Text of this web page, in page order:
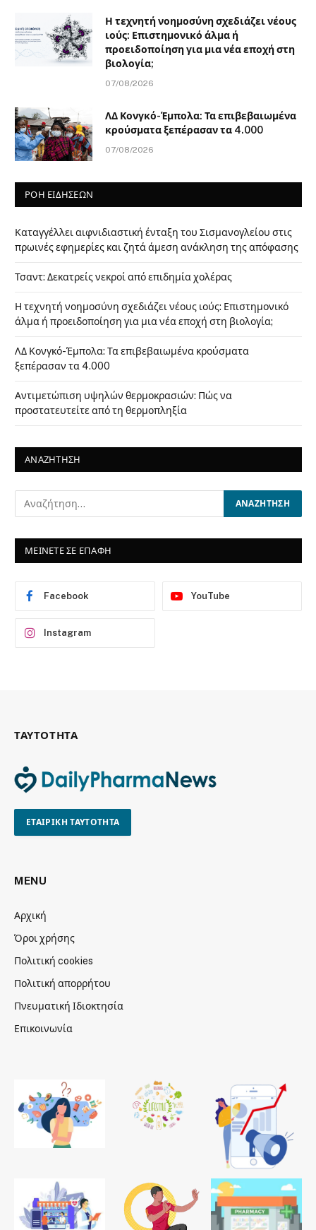
Η τεχνητή νοημοσύνη σχεδιάζει νέους
ιούς: Επιστημονικό άλμα ή
προειδοποίηση για μια νέα εποχή στη
βιολογία;
07/08/2026
ΛΔ Κονγκό-Έμπολα: Τα επιβεβαιωμένα
κρούσματα ξεπέρασαν τα 4.000
07/08/2026
ΡΟΗ ΕΙΔΗΣΕΩΝ
Καταγγέλλει αιφνιδιαστική ένταξη του Σισμανογλείου στις
πρωινές εφημερίες και ζητά άμεση ανάκληση της απόφασης
Τσαντ: Δεκατρείς νεκροί από επιδημία χολέρας
Η τεχνητή νοημοσύνη σχεδιάζει νέους ιούς: Επιστημονικό
άλμα ή προειδοποίηση για μια νέα εποχή στη βιολογία;
ΛΔ Κονγκό-Έμπολα: Τα επιβεβαιωμένα κρούσματα
ξεπέρασαν τα 4.000
Αντιμετώπιση υψηλών θερμοκρασιών: Πώς να
προστατευτείτε από τη θερμοπληξία
ΑΝΑΖΗΤΗΣΗ
ΜΕΙΝΕΤΕ ΣΕ ΕΠΑΦΗ
Facebook YouTube
Instagram
ΤΑΥΤΟΤΗΤΑ
ΕΤΑΙΡΙΚΗ ΤΑΥΤΟΤΗΤΑ
MENU
Αρχική
Όροι χρήσης
Πολιτική cookies
Πολιτική απορρήτου
Πνευματική Ιδιοκτησία
Επικοινωνία